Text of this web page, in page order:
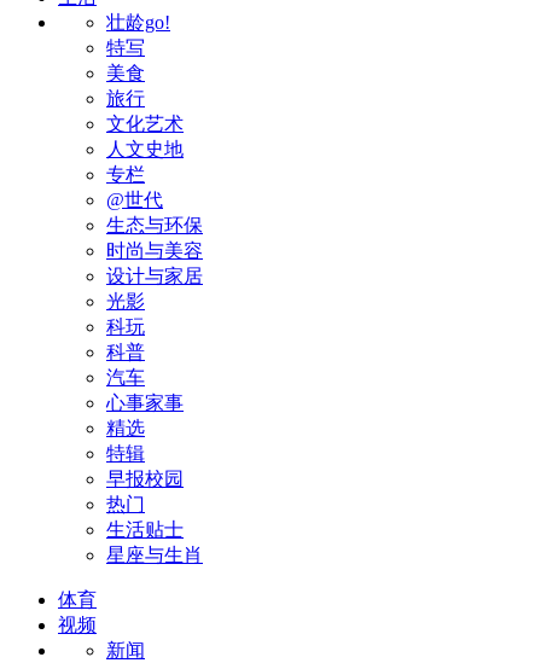
壮龄go!
特写
美食
旅行
文化艺术
人文史地
专栏
@世代
生态与环保
时尚与美容
设计与家居
光影
科玩
科普
汽车
心事家事
精选
特辑
早报校园
热门
生活贴士
星座与生肖
体育
视频
新闻